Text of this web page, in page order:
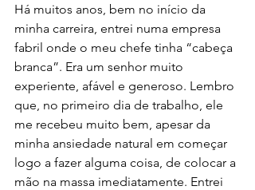
Há muitos anos, bem no início da
minha carreira, entrei numa empresa
fabril onde o meu chefe tinha “cabeça
branca”. Era um senhor muito
experiente, afável e generoso. Lembro
que, no primeiro dia de trabalho, ele
me recebeu muito bem, apesar da
minha ansiedade natural em começar
logo a fazer alguma coisa, de colocar a
mão na massa imediatamente. Entrei